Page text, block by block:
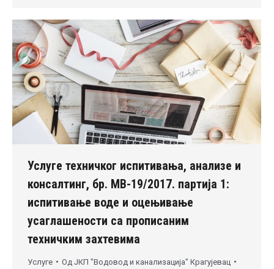
Услуге техничког испитивања, анализе и
консалтинг, бр. MВ-19/2017. партија 1:
испитивање воде и оцењивање
усаглашености са прописаним
техничким захтевима
Услуге Од ЈКП "Водовод и канализација" Крагујевац